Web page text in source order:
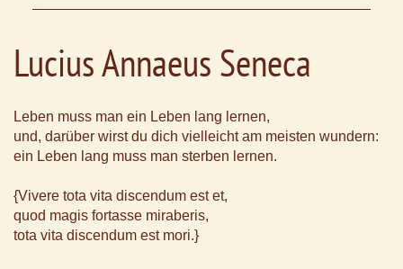
Lucius Annaeus Seneca
Leben muss man ein Leben lang lernen,
und, darüber wirst du dich vielleicht am meisten wundern:
ein Leben lang muss man sterben lernen.
{Vivere tota vita discendum est et,
quod magis fortasse miraberis,
tota vita discendum est mori.}